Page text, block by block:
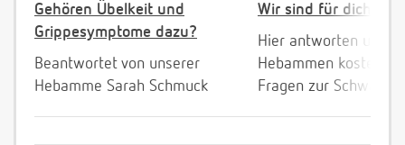
Gehören Übelkeit und
Grippesymptome dazu?
Beantwortet von unserer
Hebamme Sarah Schmuck
Wir sind für dich da!
Hier antworten
Hebammen
Fragen zur